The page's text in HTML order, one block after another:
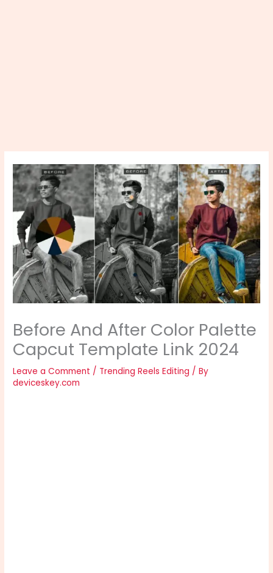
Before And After Color Palette
Capcut Template Link 2024
Leave a Comment / Trending Reels Editing / By
deviceskey.com